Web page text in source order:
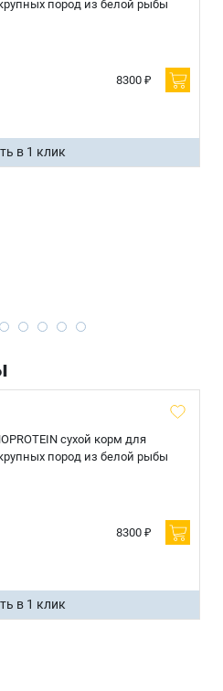
пород из белой рыбы
8300 ₽
в 1 клик
сухой корм для
пород из белой рыбы
8300 ₽
в 1 клик